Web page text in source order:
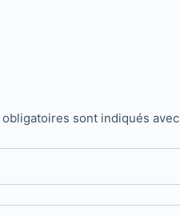
obligatoires sont indiqués avec